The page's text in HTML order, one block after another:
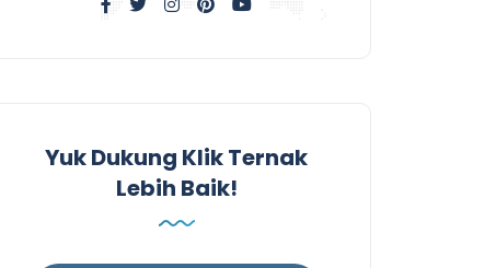
Yuk Dukung Klik Ternak
Lebih Baik!